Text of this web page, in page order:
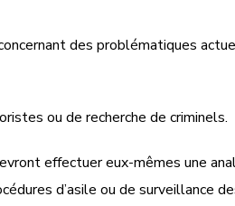
des problématiques
ou de recherche de criminels.
effectuer eux-mêmes une
d’asile ou de surveillance